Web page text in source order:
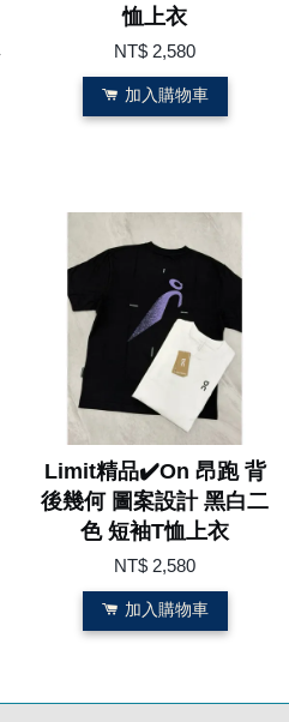
恤上衣
NT$ 2,580
加入購物車
Limit精品✔️On 昂跑 背
後幾何 圖案設計 黑白二
色 短袖T恤上衣
NT$ 2,580
加入購物車